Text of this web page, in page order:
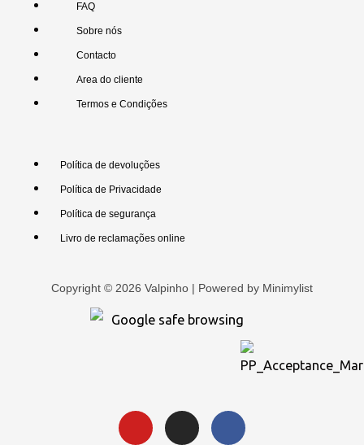
FAQ
Sobre nós
Contacto
Area do cliente
Termos e Condições
Política de devoluções
Política de Privacidade
Política de segurança
Livro de reclamações online
Copyright © 2026 Valpinho | Powered by Minimylist